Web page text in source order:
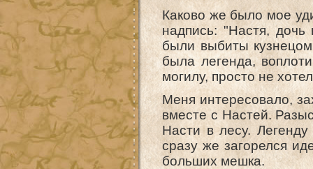
Каково же было мое
надпись: "Настя, дочь
были выбиты
была легенда,
могилу, просто не
Меня интересовало,
вместе с Настей.
Насти в лесу.
сразу же загорелся
больших мешка.